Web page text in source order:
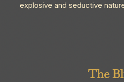
explosive and seductive
The